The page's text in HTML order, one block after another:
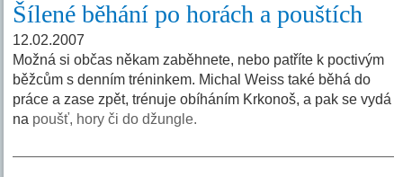
Šílené běhání po horách a pouštích
12.02.2007
Možná si občas někam zaběhnete, nebo patříte k poctivým
běžcům s denním tréninkem. Michal Weiss také běhá do
práce a zase zpět, trénuje obíháním Krkonoš, a pak se vydá
na poušť, hory či do džungle.